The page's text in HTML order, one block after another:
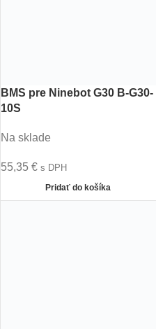
BMS pre Ninebot G30 B-G30-
10S
Na sklade
55,35 € s DPH
Pridať do košíka